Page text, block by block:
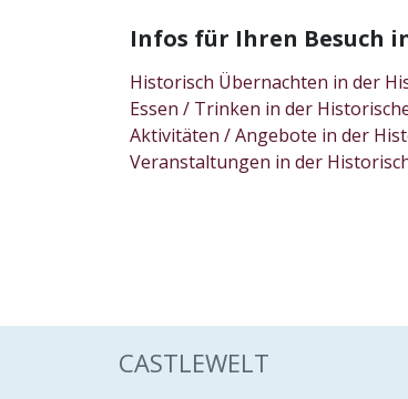
Infos für Ihren Besuch
Historisch Übernachten in der
Essen / Trinken in der
Aktivitäten / Angebote in der
Veranstaltungen in der
CASTLEWELT